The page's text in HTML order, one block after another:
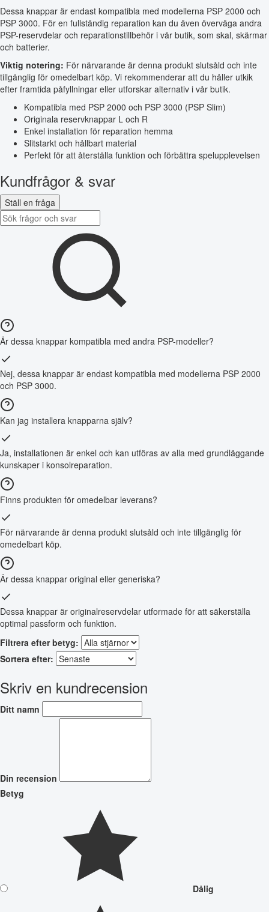
Dessa knappar är endast kompatibla med modellerna PSP 2000 och
PSP 3000. För en fullständig reparation kan du även överväga andra
PSP-reservdelar och reparations­tillbehör i vår butik, som skal, skärmar
och batterier.
Viktig notering: För närvarande är denna produkt slutsåld och inte
tillgänglig för omedelbart köp. Vi rekommenderar att du håller utkik
efter framtida påfyllningar eller utforskar alternativ i vår butik.
Kompatibla med PSP 2000 och PSP 3000 (PSP Slim)
Originala reservknappar L och R
Enkel installation för reparation hemma
Slitstarkt och hållbart material
Perfekt för att återställa funktion och förbättra spelupplevelsen
Kundfrågor & svar
Ställ en fråga
Är dessa knappar kompatibla med andra PSP-modeller?
Nej, dessa knappar är endast kompatibla med modellerna PSP 2000
och PSP 3000.
Kan jag installera knapparna själv?
Ja, installationen är enkel och kan utföras av alla med grundläggande
kunskaper i konsolreparation.
Finns produkten för omedelbar leverans?
För närvarande är denna produkt slutsåld och inte tillgänglig för
omedelbart köp.
Är dessa knappar original eller generiska?
Dessa knappar är originalreservdelar utformade för att säkerställa
optimal passform och funktion.
Filtrera efter betyg:
Sortera efter:
Skriv en kundrecension
Ditt namn
Din recension
Betyg
Dålig